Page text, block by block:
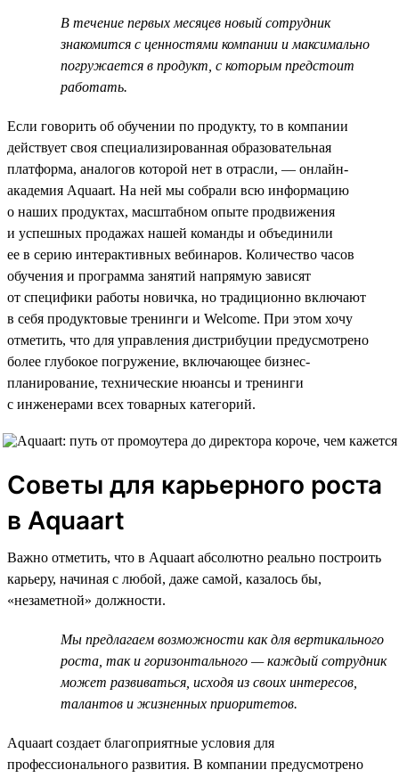
В течение первых месяцев новый сотрудник
знакомится с ценностями компании и максимально
погружается в продукт, с которым предстоит
работать.
Если говорить об обучении по продукту, то в компании
действует своя специализированная образовательная
платформа, аналогов которой нет в отрасли, — онлайн-
академия Aquaart. На ней мы собрали всю информацию
о наших продуктах, масштабном опыте продвижения
и успешных продажах нашей команды и объединили
ее в серию интерактивных вебинаров. Количество часов
обучения и программа занятий напрямую зависят
от специфики работы новичка, но традиционно включают
в себя продуктовые тренинги и Welcome. При этом хочу
отметить, что для управления дистрибуции предусмотрено
более глубокое погружение, включающее бизнес-
планирование, технические нюансы и тренинги
с инженерами всех товарных категорий.
Советы для карьерного роста
в Aquaart
Важно отметить, что в Aquaart абсолютно реально построить
карьеру, начиная с любой, даже самой, казалось бы,
«незаметной» должности.
Мы предлагаем возможности как для вертикального
роста, так и горизонтального — каждый сотрудник
может развиваться, исходя из своих интересов,
талантов и жизненных приоритетов.
Aquaart создает благоприятные условия для
профессионального развития. В компании предусмотрено